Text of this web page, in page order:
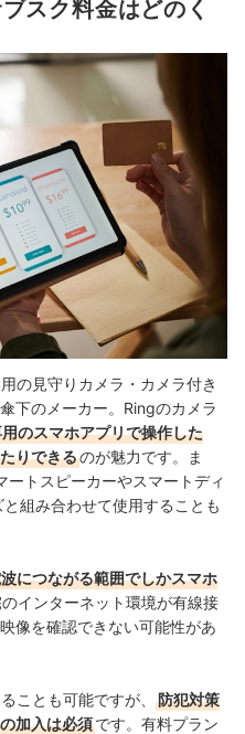
ェック！
スク料金はどのく
の見守りカメラ・カメラ付き
下のメーカー。Ringのカメラ
のスマホアプリで操作した
りできるのが魅力です。
ま
トスピーカーやスマートディ
組み合わせて使用することも
につながる範囲でしかスマホ
のインターネット環境が有線接
像を確認できない可能性があ
ことも可能ですが、
防犯対策
加入は必須です。有料プラン